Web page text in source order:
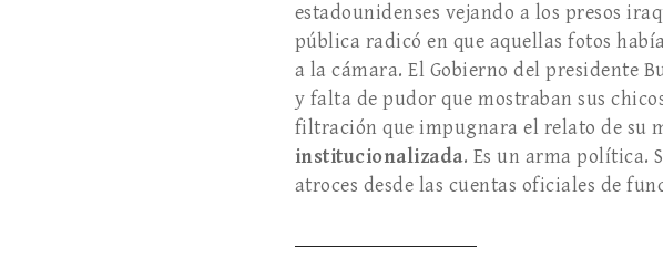
estadounidenses vejando a los presos
pública radicó en que aquellas fotos
a la cá­mara. El Gobierno del presidente
y falta de pudor que mostraban sus
filtración que impugnara el relato de su
institucionalizada. Es un arma política.
atroces desde las cuentas ofi­ciales de